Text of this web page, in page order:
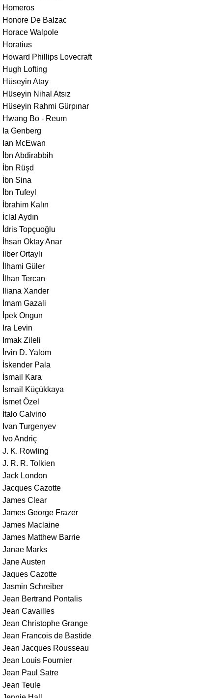
Homeros
Honore De Balzac
Horace Walpole
Horatius
Howard Phillips Lovecraft
Hugh Lofting
Hüseyin Atay
Hüseyin Nihal Atsız
Hüseyin Rahmi Gürpınar
Hwang Bo - Reum
Ia Genberg
Ian McEwan
İbn Abdirabbih
İbn Rüşd
İbn Sina
İbn Tufeyl
İbrahim Kalın
İclal Aydın
İdris Topçuoğlu
İhsan Oktay Anar
İlber Ortaylı
İlhami Güler
İlhan Tercan
Iliana Xander
İmam Gazali
İpek Ongun
Ira Levin
Irmak Zileli
İrvin D. Yalom
İskender Pala
İsmail Kara
İsmail Küçükkaya
İsmet Özel
İtalo Calvino
Ivan Turgenyev
Ivo Andriç
J. K. Rowling
J. R. R. Tolkien
Jack London
Jacques Cazotte
James Clear
James George Frazer
James Maclaine
James Matthew Barrie
Janae Marks
Jane Austen
Jaques Cazotte
Jasmin Schreiber
Jean Bertrand Pontalis
Jean Cavailles
Jean Christophe Grange
Jean Francois de Bastide
Jean Jacques Rousseau
Jean Louis Fournier
Jean Paul Satre
Jean Teule